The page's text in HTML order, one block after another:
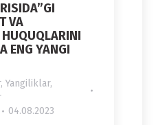
VA
HUQUQLARINI
ENG YANGI
, Yangiliklar,
04.08.2023